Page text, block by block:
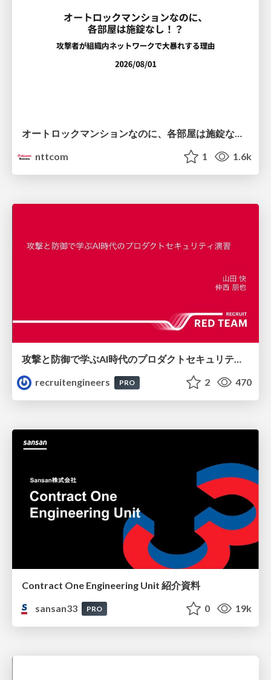
オートロックマンションなのに、各部屋は施錠なし！？ 攻撃者が組織内ネットワークで大暴れする理由 / The Front Door Is Locked, but the Rooms Are Wide Open: Why Attackers Move Freely Inside Enterprise Networks
nttcom
1 1.6k
攻撃と防御で学ぶAI時代のプロダクトセキュリティ演習
recruitengineers
PRO 2 470
Contract One Engineering Unit 紹介資料
sansan33
PRO 0 19k